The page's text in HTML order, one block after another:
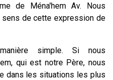
de Ména'hem Av. Nous
de cette expression de
simple. Si nous
qui est notre Père, nous
dans les situations les plus